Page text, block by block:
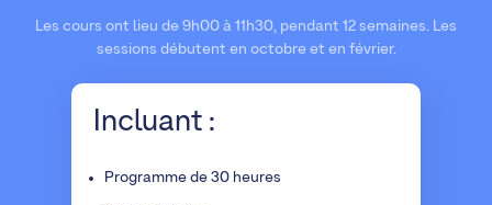
Les cours ont lieu de 9h00 à 11h30, pendant 12 semaines. Les
sessions débutent en octobre et en février.
Incluant :
Programme de 30 heures